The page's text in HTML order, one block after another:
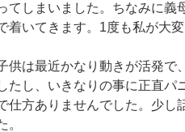
てしまいました。ちなみに
着いてきます。1度も私が大
は最近かなり動きが活発
し、いきなりの事に正直
仕方ありませんでした。少
。